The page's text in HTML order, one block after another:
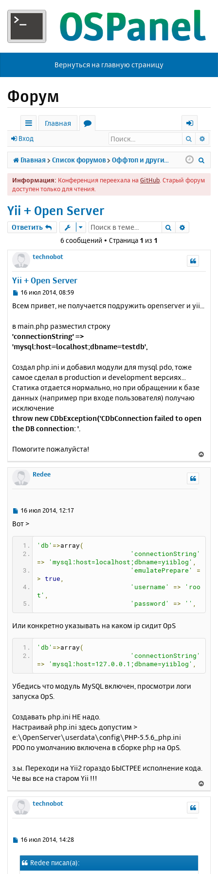
Вернуться на главную страницу
Форум
с
ы
л
к
Главная
р
у
м
х
о
д
Вход Поиск
Главная Список форумов
Информация: Конференция переехала на GitHub . Старый форум
доступен только для чтения.
Yii + Open Server
Ответить Поиск
6 сообщений • Страница 1 из 1
technobot
Yii + Open Server
С
о
щ
е
н
и
16 июл 2014, 08:59
Всем привет, не получается подружить openserver и yii...
в main.php разместил строку
'connectionString' =>
'mysql:host=localhost;dbname=testdb',
Создал php.ini и добавил модули для mysql pdo, тоже
самое сделал в production и development версиях...
Статика отдается нормально, но при обращении к базе
данных (например при входе пользователя) получаю
исключение
throw new CDbException('CDbConnection failed to open
the DB connection: '.
Помогите пожалуйста!
е
к
Redee
С
о
б
щ
16 июл 2014, 12:17
Вот >
'db' =>array(
'connectionString'
=>
'mysql:host=localhost;dbname=yiiblog' ,
'emulatePrepare'
=
> true ,
'username'
=>
'roo
t' ,
'password'
=> '' ,
Или конкретно указывать на каком ip сидит OpS
'db' =>array(
'connectionString'
=>
'mysql:host=127.0.0.1;dbname=yiiblog' ,
Убедись что модуль MySQL включен, просмотри логи
запуска OpS.
Создавать php.ini НЕ надо.
Настраивай php.ini здесь допустим >
e:\OpenServer\userdata\config\PHP-5.5.6_php.ini
PDO по умолчанию включена в сборке php на OpS.
з.ы. Переходи на Yii2 гораздо БЫСТРЕЕ исполнение кода.
Че вы все на старом Yii !!!
е
technobot
С
о
б
16 июл 2014, 14:28
Redee писал(а):